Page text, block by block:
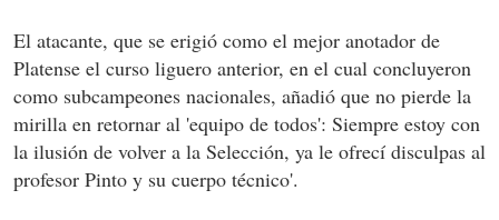
El atacante, que se erigió como el mejor anotador de
Platense el curso liguero anterior, en el cual concluyeron
como subcampeones nacionales, añadió que no pierde la
mirilla en retornar al 'equipo de todos': Siempre estoy con
la ilusión de volver a la Selección, ya le ofrecí disculpas al
profesor Pinto y su cuerpo técnico'.